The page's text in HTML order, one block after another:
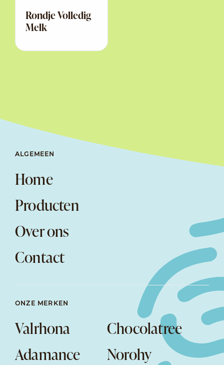
Rondje Volledig
Melk
ALGEMEEN
Home
Producten
Over ons
Contact
ONZE MERKEN
Valrhona
Chocolatree
Adamance
Norohy